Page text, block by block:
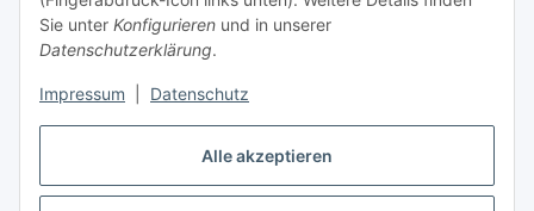
Alle akzeptieren
Sie unter Konfigurieren und in unserer
Datenschutzerklärung.
Impressum Datenschutz
Gesetzliche Informationen
Vertrag widerrufen